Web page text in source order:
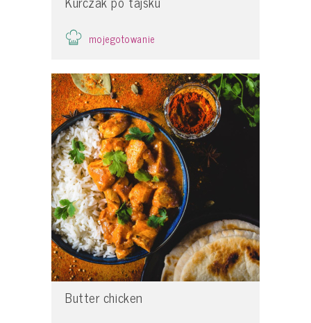
mojegotowanie
Butter chicken